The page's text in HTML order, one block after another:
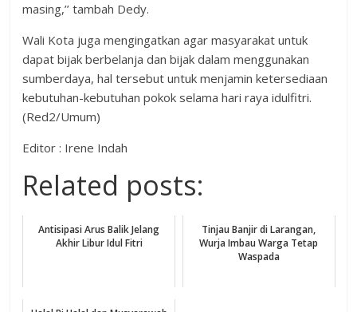
masing,’’ tambah Dedy.
Wali Kota juga mengingatkan agar masyarakat untuk
dapat bijak berbelanja dan bijak dalam menggunakan
sumberdaya, hal tersebut untuk menjamin ketersediaan
kebutuhan-kebutuhan pokok selama hari raya idulfitri.
(Red2/Umum)
Editor : Irene Indah
Related posts:
Antisipasi Arus Balik Jelang
Akhir Libur Idul Fitri
Tinjau Banjir di Larangan,
Wurja Imbau Warga Tetap
Waspada